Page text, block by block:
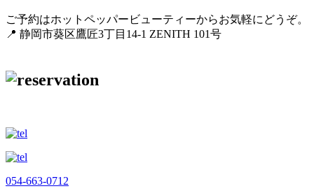
ご予約はホットペッパービューティーからお気軽にどうぞ。
📍 静岡市葵区鷹匠3丁目14-1 ZENITH 101号
054-663-0712